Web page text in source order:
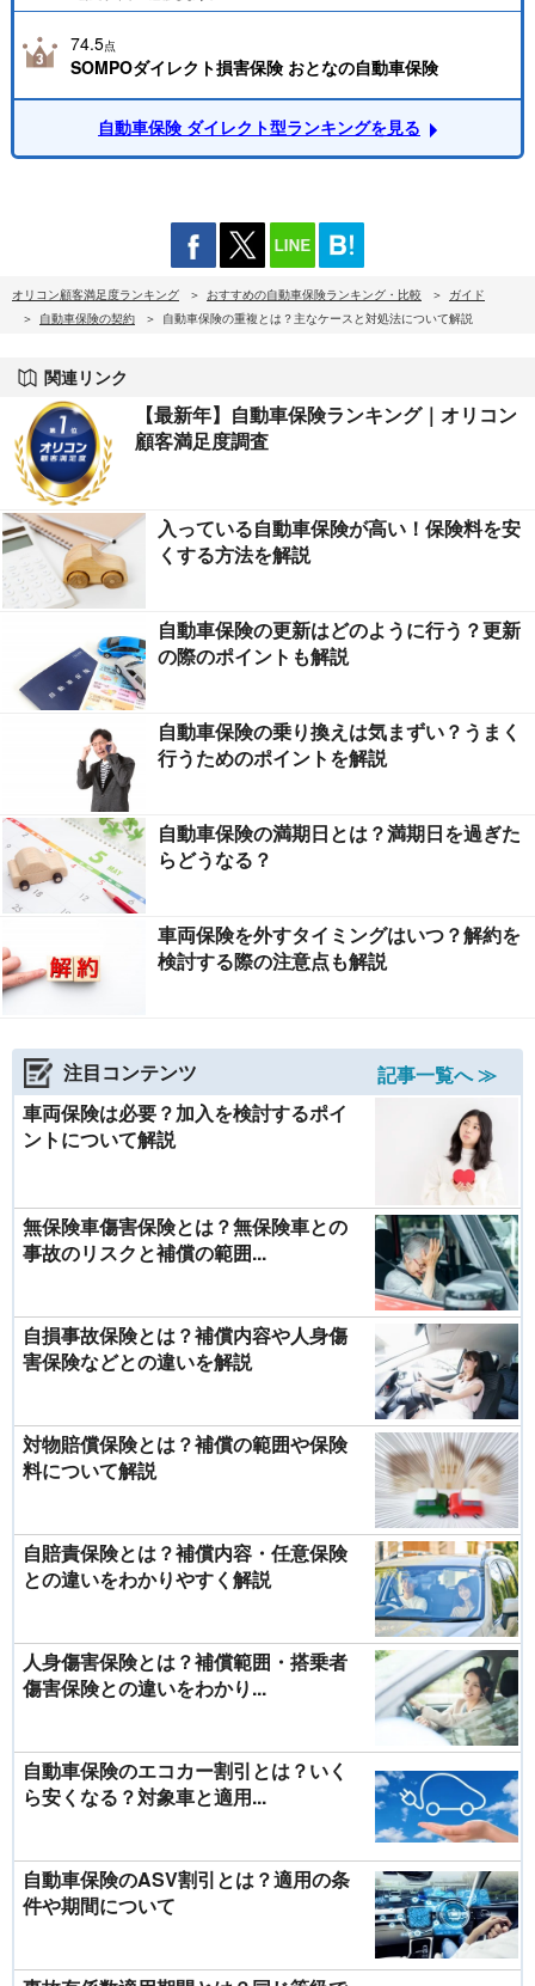
74.5点
SOMPOダイレクト損害保険 おとなの自動車保険
自動車保険 ダイレクト型ランキングを見る
オリコン顧客満足度ランキング おすすめの自動車保険ランキング・比較
ガイド
自動車保険の契約
自動車保険の重複とは？主なケースと対処法について解説
関連リンク
【最新年】自動車保険ランキング｜オリコン
顧客満足度調査
入っている自動車保険が高い！保険料を安
くする方法を解説
自動車保険の更新はどのように行う？更新
の際のポイントも解説
自動車保険の乗り換えは気まずい？うまく
行うためのポイントを解説
自動車保険の満期日とは？満期日を過ぎた
らどうなる？
車両保険を外すタイミングはいつ？解約を
検討する際の注意点も解説
注目コンテンツ
記事一覧へ ≫
車両保険は必要？加入を検討するポイ
ントについて解説
無保険車傷害保険とは？無保険車との
事故のリスクと補償の範囲...
自損事故保険とは？補償内容や人身傷
害保険などとの違いを解説
対物賠償保険とは？補償の範囲や保険
料について解説
自賠責保険とは？補償内容・任意保険
との違いをわかりやすく解説
人身傷害保険とは？補償範囲・搭乗者
傷害保険との違いをわかり...
自動車保険のエコカー割引とは？いく
ら安くなる？対象車と適用...
自動車保険のASV割引とは？適用の条
件や期間について